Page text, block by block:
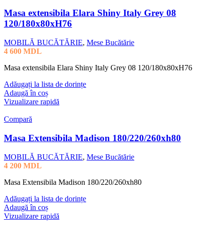
Masa extensibila Elara Shiny Italy Grey 08
120/180x80xH76
MOBILĂ BUCĂTĂRIE, Mese Bucătărie
4 600 MDL
Masa extensibila Elara Shiny Italy Grey 08 120/180x80xH76
Adăugați la lista de dorințe
Adaugă în coș
Vizualizare rapidă
Compară
Masa Extensibila Madison 180/220/260xh80
MOBILĂ BUCĂTĂRIE, Mese Bucătărie
4 200 MDL
Masa Extensibila Madison 180/220/260xh80
Adăugați la lista de dorințe
Adaugă în coș
Vizualizare rapidă